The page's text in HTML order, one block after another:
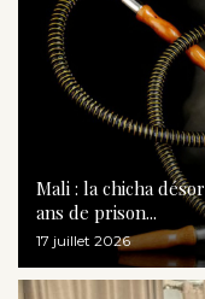
Mali : la chicha
ans de prison...
17 juillet 2026